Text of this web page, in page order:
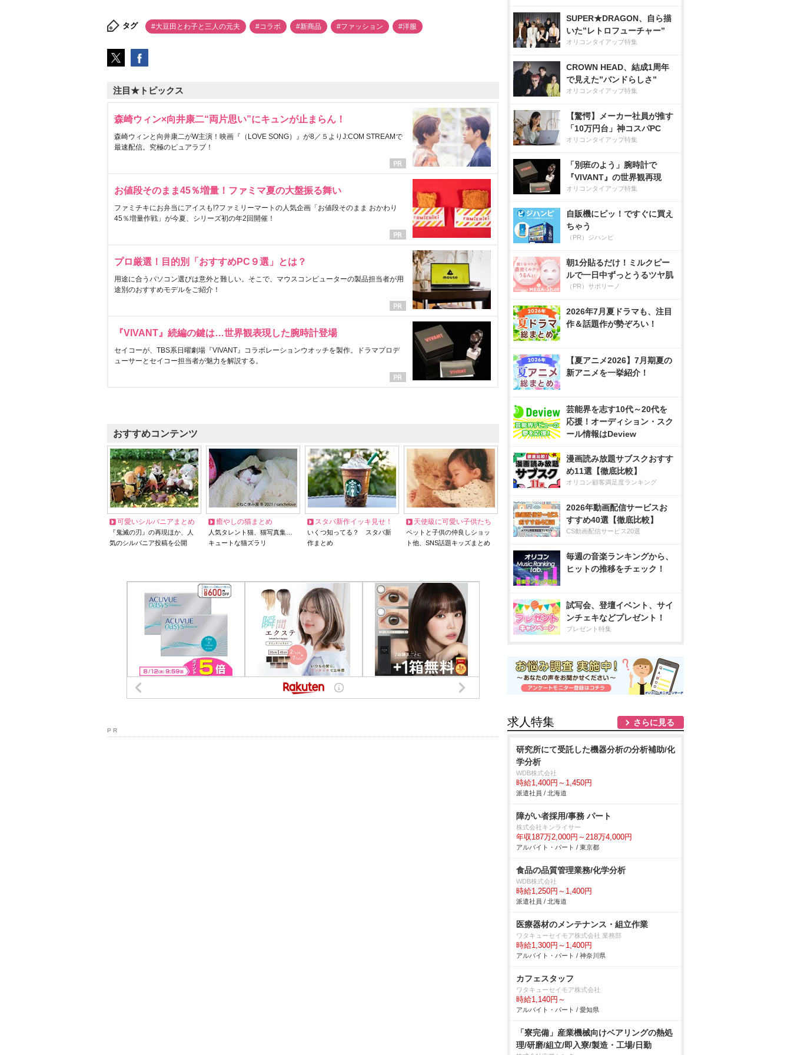
タグ #大豆田とわ子と三人の元夫 #コラボ #新商品 #ファッション #洋服
注目★トピックス
森崎ウィン×向井康二“両片思い”にキュンが止まらん！
森崎ウィンと向井康二がW主演！映画『（LOVE SONG）』が8／５よりJ:COM STREAMで
最速配信。究極のピュアラブ！
お値段そのまま45％増量！ファミマ夏の大盤振る舞い
ファミチキにお弁当にアイスも!?ファミリーマートの人気企画「お値段そのまま おかわり
45％増量作戦」が今夏、シリーズ初の年2回開催！
プロ厳選！目的別「おすすめPC９選」とは？
用途に合うパソコン選びは意外と難しい。そこで、マウスコンピューターの製品担当者が用
途別のおすすめモデルをご紹介！
『VIVANT』続編の鍵は…世界観表現した腕時計登場
セイコーが、TBS系日曜劇場『VIVANT』コラボレーションウオッチを製作。ドラマプロデ
ューサーとセイコー担当者が魅力を解説する。
おすすめコンテンツ
可愛いシルバニアまとめ
『鬼滅の刃』の再現ほか、人
気のシルバニア投稿を公開
癒やしの猫まとめ
人気タレント猫、猫写真集…
キュートな猫ズラリ
スタバ新作イッキ見せ！
いくつ知ってる？ スタバ新
作まとめ
天使級に可愛い子供たち
ペットと子供の仲良しショッ
ト他、SNS話題キッズまとめ
P R
SUPER★DRAGON、自ら描
いた”レトロフューチャー”
オリコンタイアップ特集
CROWN HEAD、結成1周年
で見えた”バンドらしさ”
オリコンタイアップ特集
【驚愕】メーカー社員が推す
「10万円台」神コスパPC
オリコンタイアップ特集
「別班のよう」腕時計で
『VIVANT』の世界観再現
オリコンタイアップ特集
自販機にピッ！ですぐに買え
ちゃう
（PR）ジハンピ
朝1分貼るだけ！ミルクピー
ルで一日中ずっとうるツヤ肌
（PR）サボリーノ
2026年7月夏ドラマも、注目
作＆話題作が勢ぞろい！
【夏アニメ2026】7月期夏の
新アニメを一挙紹介！
芸能界を志す10代～20代を
応援！オーディション・スク
ール情報はDeview
漫画読み放題サブスクおすす
め11選【徹底比較】
オリコン顧客満足度ランキング
2026年動画配信サービスお
すすめ40選【徹底比較】
CS動画配信サービス20選
毎週の音楽ランキングから、
ヒットの推移をチェック！
試写会、登壇イベント、サイ
ンチェキなどプレゼント！
プレゼント特集
求人特集 さらに見る
研究所にて受託した機器分析の分析補助/化
学分析
WDB株式会社
時給1,400円～1,450円
派遣社員 / 北海道
障がい者採用/事務 パート
株式会社キンライサー
年収187万2,000円～218万4,000円
アルバイト・パート / 東京都
食品の品質管理業務/化学分析
WDB株式会社
時給1,250円～1,400円
派遣社員 / 北海道
医療器材のメンテナンス・組立作業
ワタキューセイモア株式会社 業務部
時給1,300円～1,400円
アルバイト・パート / 神奈川県
カフェスタッフ
ワタキューセイモア株式会社
時給1,140円～
アルバイト・パート / 愛知県
「寮完備」産業機械向けベアリングの熱処
理/研磨/組立/即入寮/製造・工場/日勤